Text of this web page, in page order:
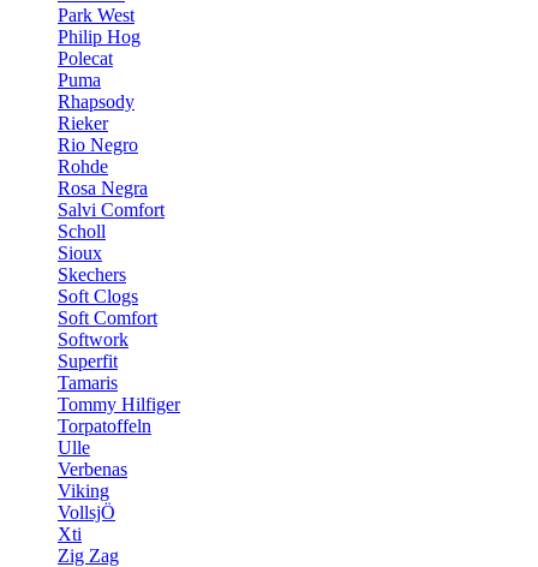
Park West
Philip Hog
Polecat
Puma
Rhapsody
Rieker
Rio Negro
Rohde
Rosa Negra
Salvi Comfort
Scholl
Sioux
Skechers
Soft Clogs
Soft Comfort
Softwork
Superfit
Tamaris
Tommy Hilfiger
Torpatoffeln
Ulle
Verbenas
Viking
VollsjÖ
Xti
Zig Zag